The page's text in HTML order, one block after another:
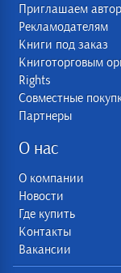
Приглашаем
Рекламодателям
Книги под заказ
Книготорговым
Rights
Совместные
Партнеры
О нас
О компании
Новости
Где купить
Контакты
Вакансии